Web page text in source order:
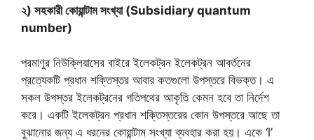
২) সহকারী কোয়ান্টাম সংখ্যা (Subsidiary quantum
number)
পরমাণুর নিউক্লিয়াসের বাইরে ইলেকট্রন ইলেকট্রন আবর্তনের
প্রত্যেকটি প্রধান শক্তিস্তর আবার কতগুলো উপস্তরে বিভক্ত। এ
সকল উপস্তর ইলেকট্রনের গতিপথের আকৃতি কেমন হবে তা নির্দেশ
করে। একটি ইলেকট্রন প্রধান শক্তিস্তরের কোন উপস্তরে আছে তা
বুঝানোর জন্য এ ধরনের কোয়ান্টাম সংখ্যা ব্যবহার করা হয়। একে ‘l’